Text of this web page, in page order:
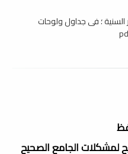
السنية ؛ فى جداول ولوحات
لمشكلات الجامع الصحيح